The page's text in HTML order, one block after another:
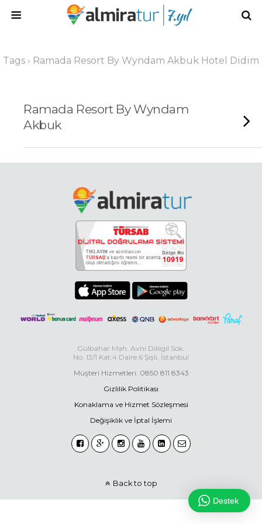
Tags › Ramada Resort By Wyndam Akbuk Hotel Didim
Ramada Resort By Wyndam
Akbuk
Gülbahar Mah. Avni Dilligil Sok.
No: 13/1 Kat:4 Daire:6 Şişli, İstanbul
Müşteri Hizmetleri: 0850 811 8343
Gizlilik Politikası
Konaklama ve Hizmet Sözleşmesi
Değişiklik ve İptal İşlemi
Back to top
Destek